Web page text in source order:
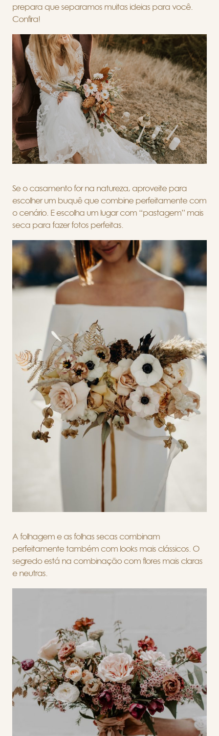
prepara que separamos muitas ideias para você.
Confira!
Se o casamento for na natureza, aproveite para
escolher um buquê que combine perfeitamente com
o cenário. E escolha um lugar com “pastagem” mais
seca para fazer fotos perfeitas.
A folhagem e as folhas secas combinam
perfeitamente também com looks mais clássicos. O
segredo está na combinação com flores mais claras
e neutras.